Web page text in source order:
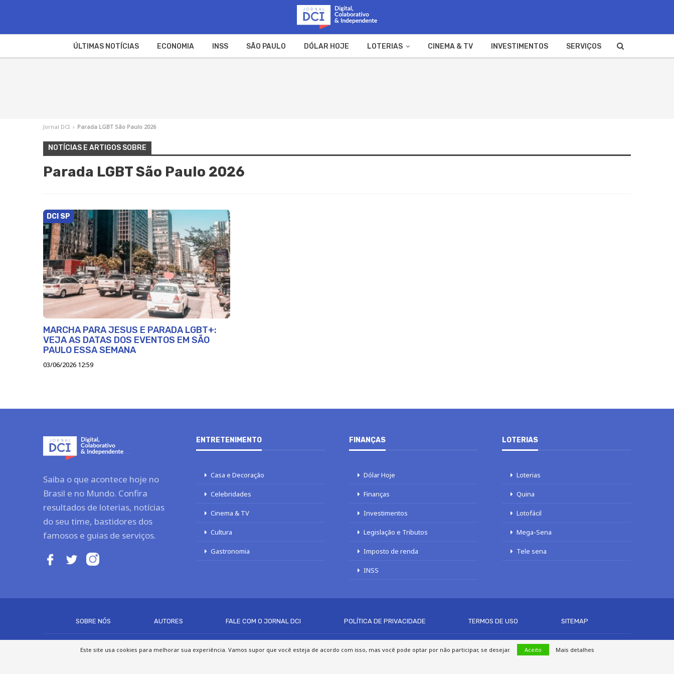
ÚLTIMAS NOTÍCIAS ECONOMIA INSS SÃO PAULO DÓLAR HOJE LOTERIAS CINEMA & TV INVESTIMENTOS SERVIÇOS
Jornal DCI › Parada LGBT São Paulo 2026
NOTÍCIAS E ARTIGOS SOBRE
Parada LGBT São Paulo 2026
DCI SP
MARCHA PARA JESUS E PARADA LGBT+:
VEJA AS DATAS DOS EVENTOS EM SÃO
PAULO ESSA SEMANA
03/06/2026 12:59
Saiba o que acontece hoje no
Brasil e no Mundo. Confira
resultados de loterias, notícias
do seu time, bastidores dos
famosos e guias de serviços.
ENTRETENIMENTO
Casa e Decoração
Celebridades
Cinema & TV
Cultura
Gastronomia
FINANÇAS
Dólar Hoje
Finanças
Investimentos
Legislação e Tributos
Imposto de renda
INSS
LOTERIAS
Loterias
Quina
Lotofácil
Mega-Sena
Tele sena
SOBRE NÓS AUTORES FALE COM O JORNAL DCI POLÍTICA DE PRIVACIDADE TERMOS DE USO SITEMAP
Este site usa cookies para melhorar sua experiência. Vamos supor que você esteja de acordo com isso, mas você pode optar por não participar, se desejar. Aceito Mais detalhes